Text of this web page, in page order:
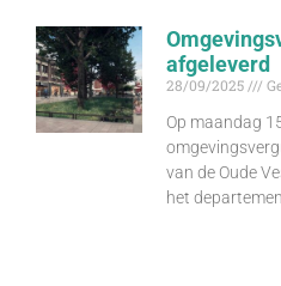
afgeleverd
28/09/2025
Op maandag
van de Oude
het